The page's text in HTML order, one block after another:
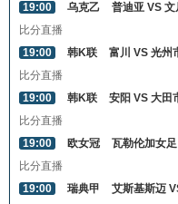
19:00
乌克乙
普迪亚 VS
比分直播
19:00
韩K联
富川 VS 光州
比分直播
19:00
韩K联
安阳 VS 大田
比分直播
19:00
欧女冠
瓦勒伦加女
比分直播
19:00
瑞典甲
艾斯基斯迈